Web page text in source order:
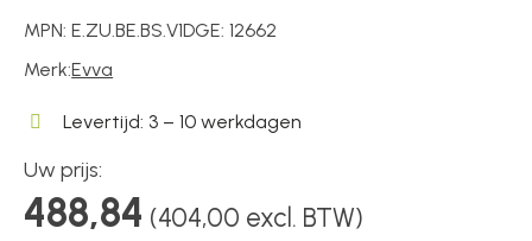
Voedingen
Over ons
Contact
MPN:E.ZU.BE.BS.V1DGE:12662
Merk:Evva
Levertijd: 3 – 10 werkdagen
Uw prijs:
488,84 (404,00 excl. BTW)